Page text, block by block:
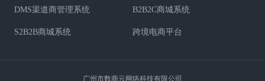
DMS渠道商管理系统 B2B2C商城系统
S2B2B商城系统 跨境电商平台
广州市数商云网络科技有限公司